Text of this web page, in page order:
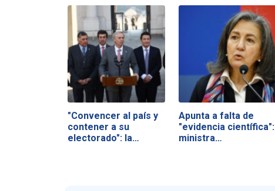
"Convencer al país y
contener a su
electorado": la…
Apunta a falta de
"evidencia científica":
ministra…